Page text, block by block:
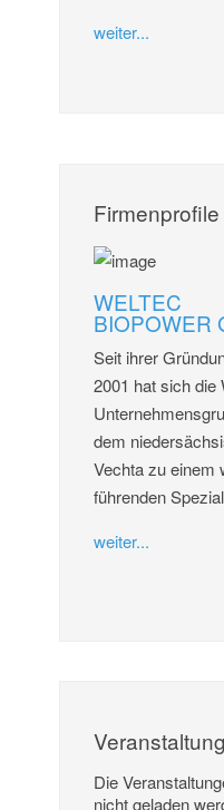
weiter...
Firmenprofile
WELTEC
BIOPOWER
Seit ihrer
2001 hat sich die
dem
Vechta zu einem
führenden
weiter...
Die
nicht geladen